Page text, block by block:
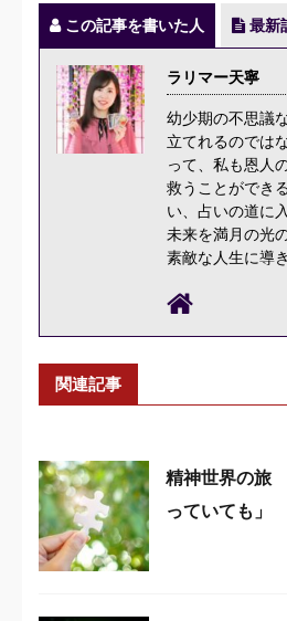
この記事を書いた人 最新
ラリマー天寧
幼少期の不思議
立てれるのでは
って、私も恩人
救うことができ
い、占いの道に
未来を満月の光
素敵な人生に導
関連記事
精神世界の旅
っていても」